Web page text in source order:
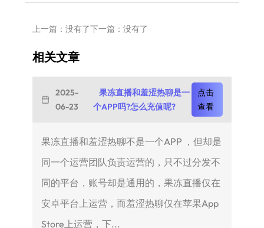
上一篇：没有了下一篇：没有了
相关文章
2025-
06-23
果冻直播和羞涩热聊是一
个APP吗?怎么充值呢?
点击
查看
果冻直播和羞涩热聊不是一个APP ，但却是
同一个运营团队负责运营的，只不过分发不
同的平台，账号却是通用的，果冻直播仅在
安卓平台上运营，而羞涩热聊仅在苹果App
Store上运营，下...